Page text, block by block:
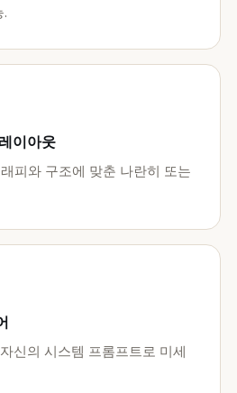
.
이아웃
피와 구조에 맞춘 나란히 또는
신의 시스템 프롬프트로 미세